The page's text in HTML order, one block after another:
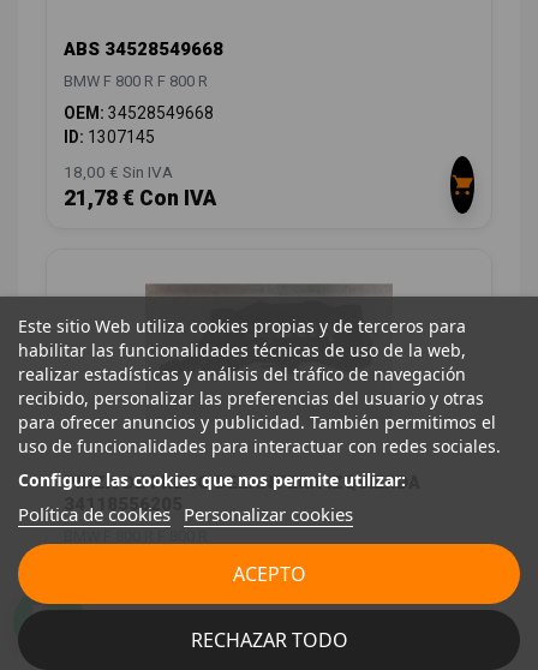
ABS 34528549668
BMW F 800 R F 800 R
OEM: 34528549668
ID: 1307145
18,00 € Sin IVA
21,78 € Con IVA
PINZA DE FRENO DELANTERA IZQUIERDA
34118556205
58,08 € Con IVA
Este sitio Web utiliza cookies propias y de terceros para
habilitar las funcionalidades técnicas de uso de la web,
realizar estadísticas y análisis del tráfico de navegación
recibido, personalizar las preferencias del usuario y otras
para ofrecer anuncios y publicidad. También permitimos el
uso de funcionalidades para interactuar con redes sociales.
Configure las cookies que nos permite utilizar:
Política de cookies Personalizar cookies
RECHAZAR TODO
ACEPTO